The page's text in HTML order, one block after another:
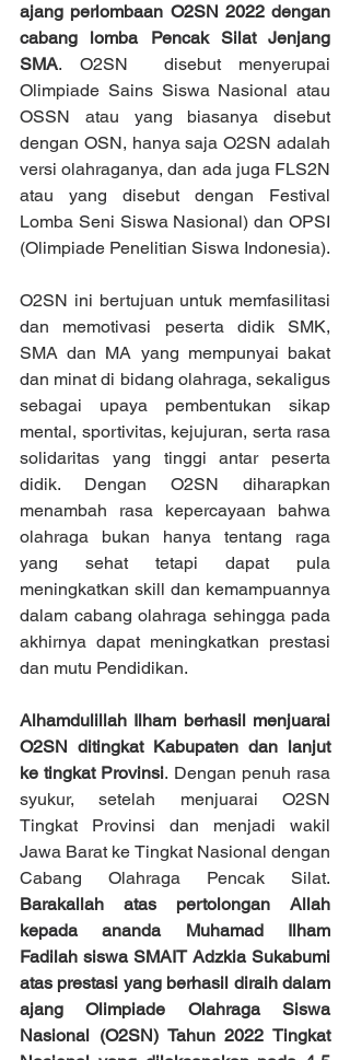
ajang perlombaan O2SN 2022 dengan
cabang lomba Pencak Silat Jenjang
SMA. O2SN  disebut menyerupai
Olimpiade Sains Siswa Nasional atau
OSSN atau yang biasanya disebut
dengan OSN, hanya saja O2SN adalah
versi olahraganya, dan ada juga FLS2N
atau yang disebut dengan Festival
Lomba Seni Siswa Nasional) dan OPSI
(Olimpiade Penelitian Siswa Indonesia).
O2SN ini bertujuan untuk memfasilitasi
dan memotivasi peserta didik SMK,
SMA dan MA yang mempunyai bakat
dan minat di bidang olahraga, sekaligus
sebagai upaya pembentukan sikap
mental, sportivitas, kejujuran, serta rasa
solidaritas yang tinggi antar peserta
didik. Dengan O2SN diharapkan
menambah rasa kepercayaan bahwa
olahraga bukan hanya tentang raga
yang sehat tetapi dapat pula
meningkatkan skill dan kemampuannya
dalam cabang olahraga sehingga pada
akhirnya dapat meningkatkan prestasi
dan mutu Pendidikan.
Alhamdulillah Ilham berhasil menjuarai
O2SN ditingkat Kabupaten dan lanjut
ke tingkat Provinsi. Dengan penuh rasa
syukur, setelah menjuarai O2SN
Tingkat Provinsi dan menjadi wakil
Jawa Barat ke Tingkat Nasional dengan
Cabang Olahraga Pencak Silat.
Barakallah atas pertolongan Allah
kepada ananda Muhamad Ilham
Fadilah siswa SMAIT Adzkia Sukabumi
atas prestasi yang berhasil diraih dalam
ajang Olimpiade Olahraga Siswa
Nasional (O2SN) Tahun 2022 Tingkat